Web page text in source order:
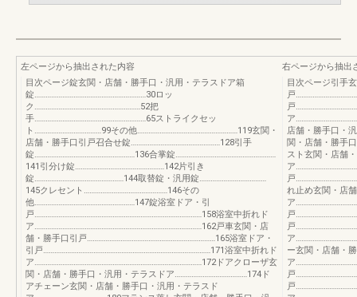
左ページから抽出された内容
目次ページ錠玄関・店舗・勝手口・汎用・テラスドア箱
錠……………………………………………………30ロッ
ク…………………………………………………52把
手……………………………………………………65ストライクセッ
ト………………………………99その他………………………………………………119玄関・
店舗・勝手口引戸召合せ錠…………………………………………128引手
錠………………………………………………136合掌錠………………………………………………
141引分け錠…………………………………………142片引き
錠…………………………………………144取替錠・汎用錠………………………………
145クレセント………………………………………146その
他………………………………………………147錠浴室ドア・引
戸………………………………………………………………………………158浴室中折れド
ア………………………………………………………………………………162戸車玄関・店
舗・勝手口引戸……………………………………………………………165浴室ドア・
引戸………………………………………………………………………………171浴室中折れド
ア………………………………………………………………………………172ドアクローザ玄
関・店舗・勝手口・汎用・テラスドア…………………………………174ド
アチェーン玄関・店舗・勝手口・汎用・テラスド
右ページから抽出
目次ページ引手
戸
戸
ア
店舗・勝手口・
関・店舗・勝手
スト玄関・店舗
ア
戸
れ止め玄関・店
ア
戸
戸
ア
ー玄関・店舗・
ア
戸
戸